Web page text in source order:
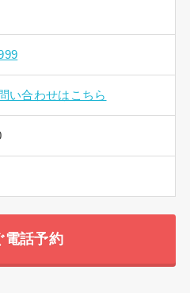
い合わせはこちら
電話予約